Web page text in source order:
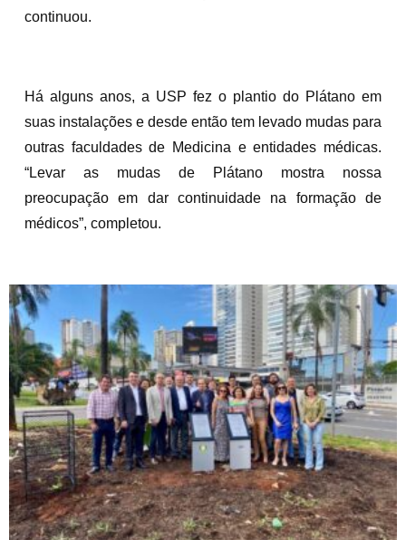
continuou.
Há alguns anos, a USP fez o plantio do Plátano em
suas instalações e desde então tem levado mudas para
outras faculdades de Medicina e entidades médicas.
“Levar as mudas de Plátano mostra nossa
preocupação em dar continuidade na formação de
médicos”, completou.